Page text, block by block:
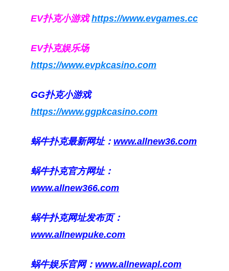
EV扑克小游戏https://www.evgames.cc
EV扑克娱乐场
https://www.evpkcasino.com
GG扑克小游戏
https://www.ggpkcasino.com
蜗牛扑克最新网址： www.allnew36.com
蜗牛扑克官方网址：
www.allnew366.com
蜗牛扑克网址发布页：
www.allnewpuke.com
蜗牛娱乐官网： www.allnewapl.com